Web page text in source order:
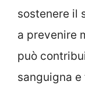
sostenere il
a prevenire
può
sanguigna